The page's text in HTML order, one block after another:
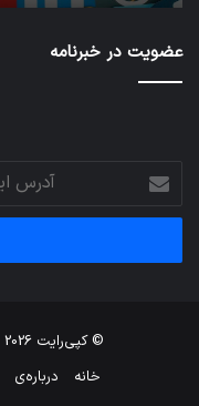
عضویت در خبرنامه
آدرس
ایمیل
خود
وارد
© کپی‌رایت 2026
خانه
درباره‌ی